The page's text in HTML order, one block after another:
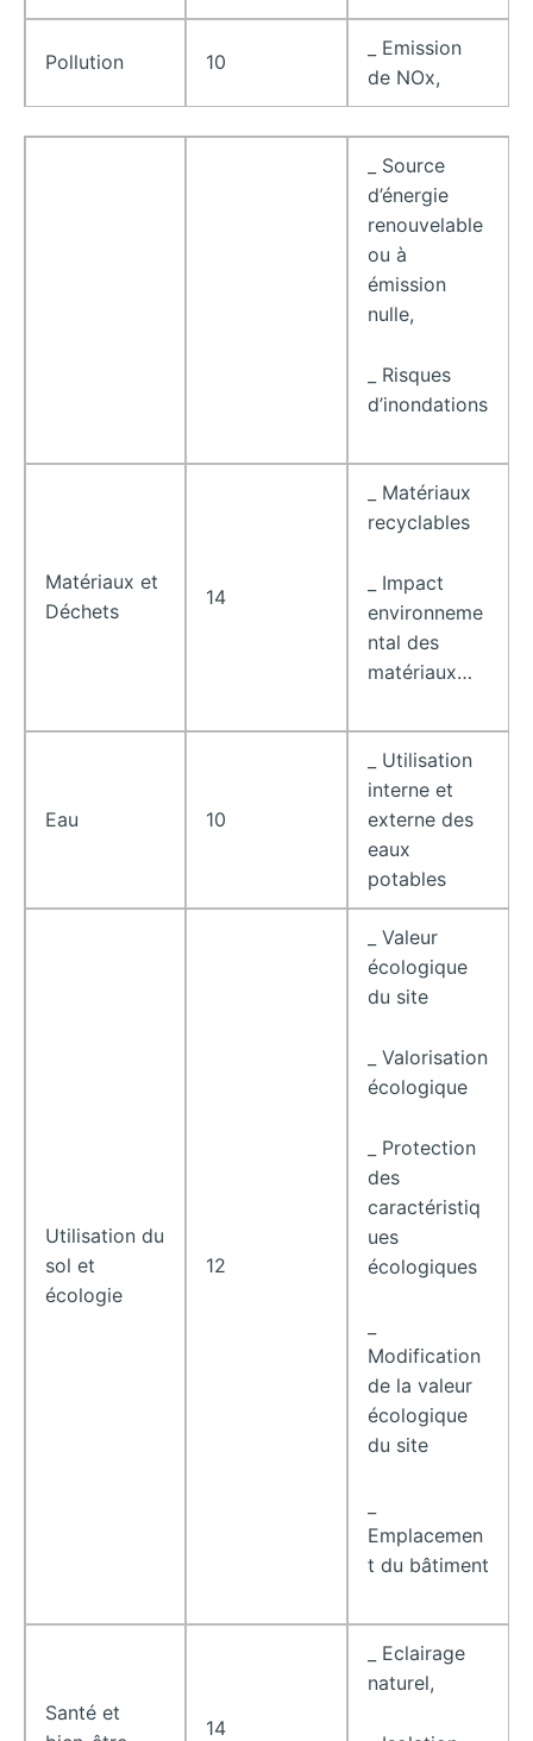
Pollution 10
_ Emission
de NOx,
_ Source
d’énergie
renouvelable
ou à
émission
nulle,
_ Risques
d’inondations
Matériaux et
Déchets
14
_ Matériaux
recyclables
_ Impact
environneme
ntal des
matériaux…
Eau 10
_ Utilisation
interne et
externe des
eaux
potables
Utilisation du
sol et
écologie
12
_ Valeur
écologique
du site
_ Valorisation
écologique
_ Protection
des
caractéristiq
ues
écologiques
Modification
de la valeur
écologique
du site
Emplacemen
t du bâtiment
Santé et
14
_ Eclairage
naturel,